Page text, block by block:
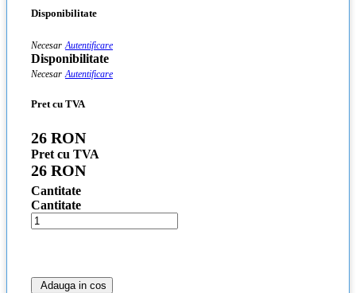
Disponibilitate
Necesar Autentificare
Disponibilitate
Necesar Autentificare
Pret cu TVA
26 RON
Pret cu TVA
26 RON
Cantitate
Cantitate
Adauga in cos